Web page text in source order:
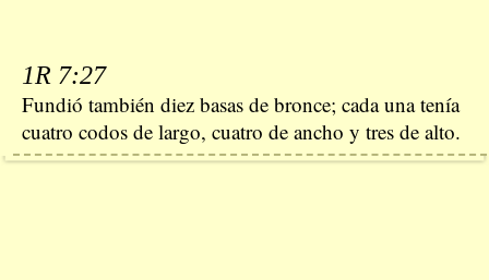
1R 7:27
Fundió también diez basas de bronce; cada una tenía
cuatro codos de largo, cuatro de ancho y tres de alto.